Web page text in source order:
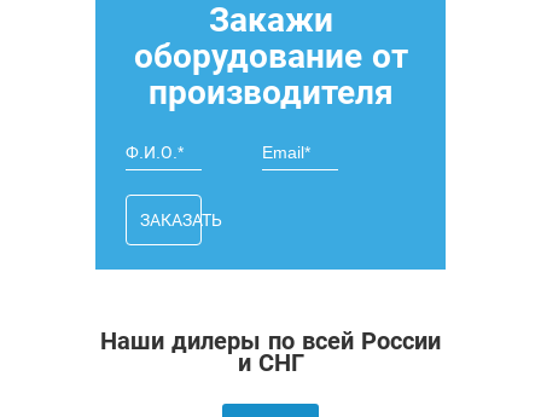
Закажи
оборудование от
производителя
ЗАКАЗАТЬ
Наши дилеры по всей России
и СНГ